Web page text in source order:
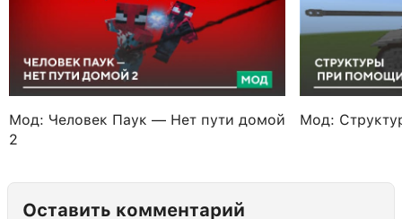
Мод: Человек Паук — Нет пути домой
2
Мод:
Оставить комментарий